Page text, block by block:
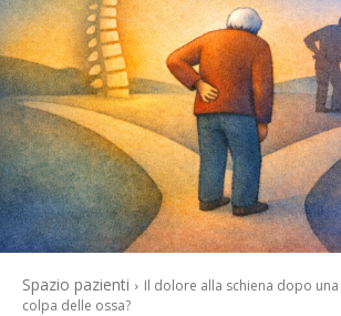
Spazio pazienti
Il dolore alla schiena dopo
colpa delle ossa?